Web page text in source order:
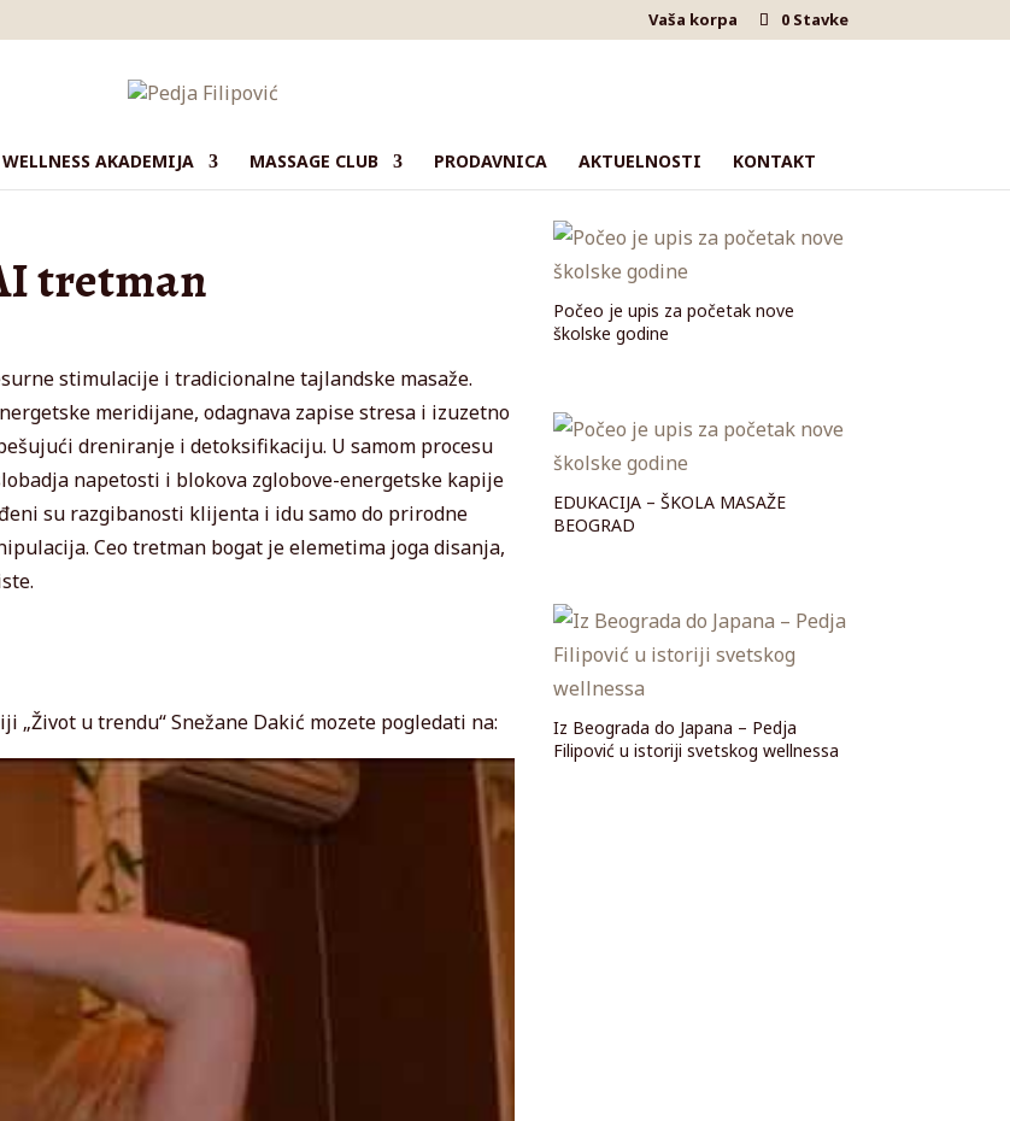
Vaša korpa 0 Stavke
WELLNESS AKADEMIJA MASSAGE CLUB PRODAVNICA AKTUELNOSTI KONTAKT
tretman
stimulacije i tradicionalne tajlandske masaže.
meridijane, odagnava zapise stresa i izuzetno
dreniranje i detoksifikaciju. U samom procesu
napetosti i blokova zglobove-energetske kapije
su razgibanosti klijenta i idu samo do prirodne
Ceo tretman bogat je elemetima joga disanja,
u trendu“ Snežane Dakić mozete pogledati na:
Počeo je upis za početak nove
školske godine
EDUKACIJA – ŠKOLA MASAŽE
BEOGRAD
Iz Beograda do Japana – Pedja
Filipović u istoriji svetskog wellnessa